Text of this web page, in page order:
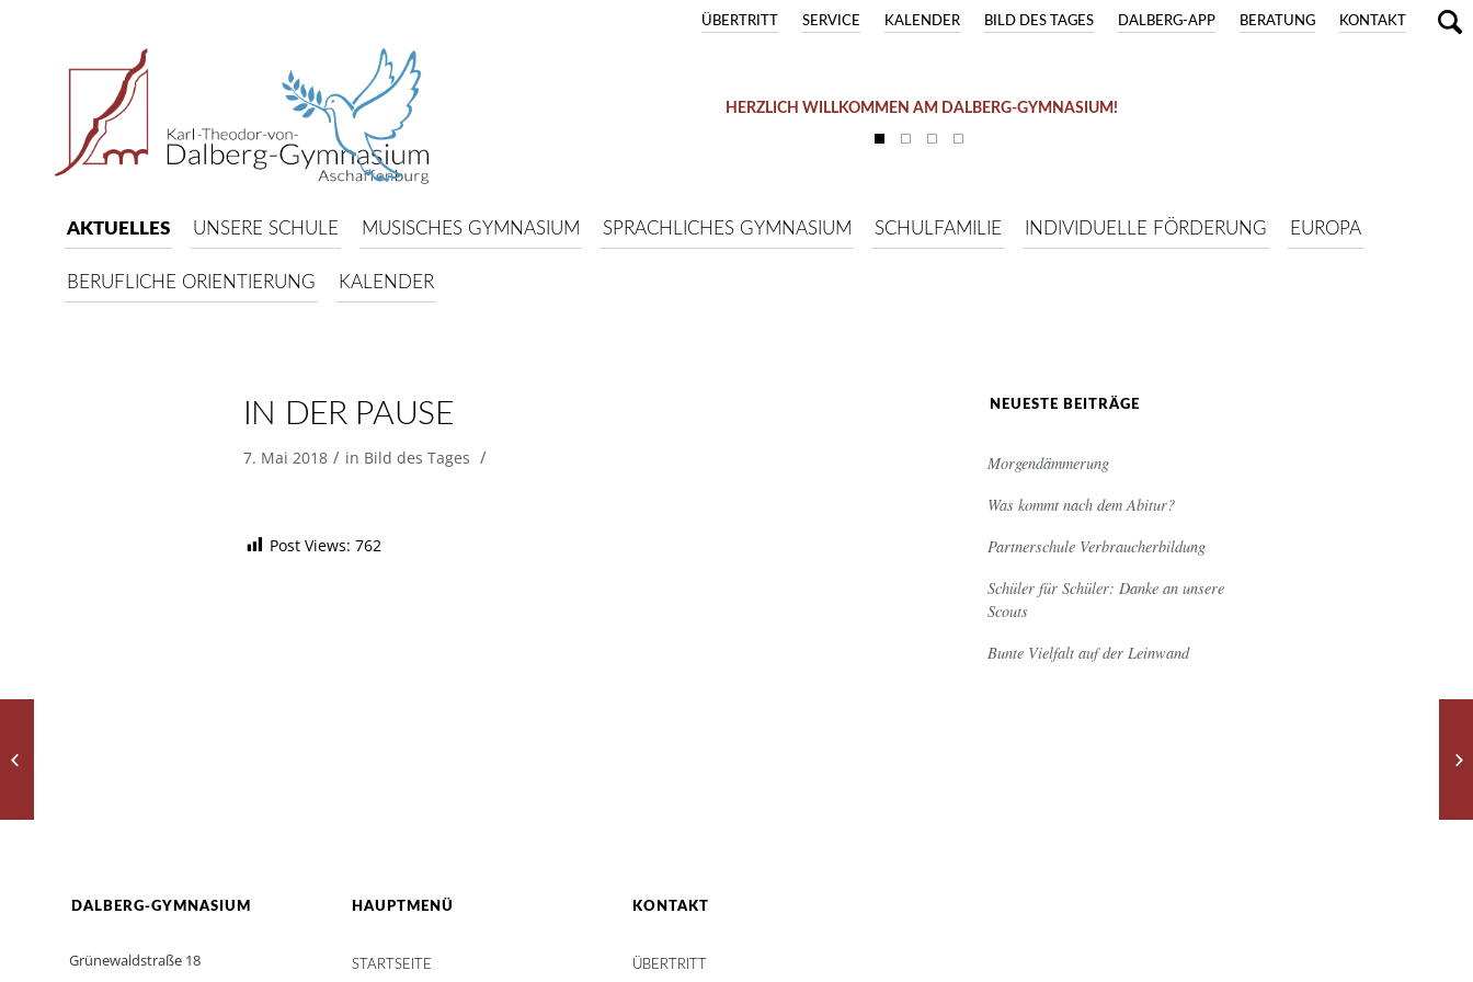
KONTAKT
BERATUNG
DALBERG-APP
BILD DES TAGES
KALENDER
SERVICE
ÜBERTRITT
HERZLICH WILLKOMMEN AM DALBERG-GYMNASIUM!
AKTUELLES UNSERE SCHULE MUSISCHES GYMNASIUM SPRACHLICHES GYMNASIUM SCHULFAMILIE INDIVIDUELLE FÖRDERUNG EUROPA
BERUFLICHE ORIENTIERUNG KALENDER
IN DER PAUSE
7. Mai 2018 / in Bild des Tages /
Post Views: 762
NEUESTE BEITRÄGE
Morgendämmerung
Was kommt nach dem Abitur?
Partnerschule Verbraucherbildung
Schüler für Schüler: Danke an unsere
Scouts
Bunte Vielfalt auf der Leinwand
DALBERG-GYMNASIUM
Grünewaldstraße 18
HAUPTMENÜ
STARTSEITE
KONTAKT
ÜBERTRITT